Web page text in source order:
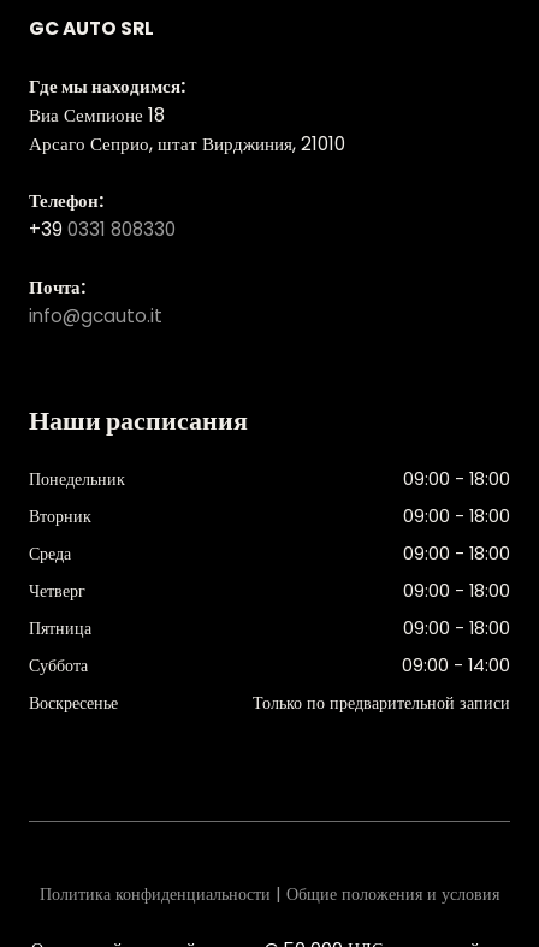
GC AUTO SRL
Где мы находимся:
Виа Семпионе 18
Арсаго Сеприо, штат Вирджиния, 21010
Телефон:
+39 0331 808330
Почта:
info@gcauto.it
Наши расписания
Понедельник
09:00 - 18:00
Вторник
09:00 - 18:00
Среда
09:00 - 18:00
Четверг
09:00 - 18:00
Пятница
09:00 - 18:00
Суббота
09:00 - 14:00
Воскресенье
Только по предварительной записи
Политика конфиденциальности | Общие положения и условия